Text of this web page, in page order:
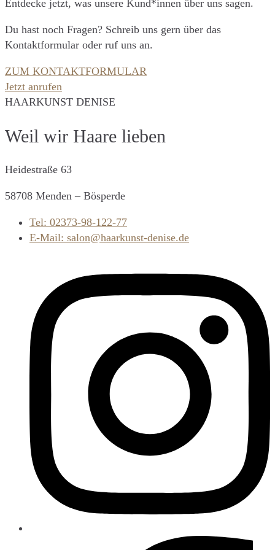
Entdecke jetzt, was unsere Kund*innen über uns sagen.
Du hast noch Fragen? Schreib uns gern über das
Kontaktformular oder ruf uns an.
ZUM KONTAKTFORMULAR
Jetzt anrufen
HAARKUNST DENISE
Weil wir Haare lieben
Heidestraße 63
58708 Menden – Bösperde
Tel: 02373-98-122-77
E-Mail: salon@haarkunst-denise.de